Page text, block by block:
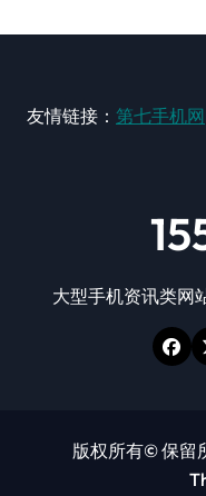
友情链接： 第七手机网
大型手机资讯类网
版权所有© 保留